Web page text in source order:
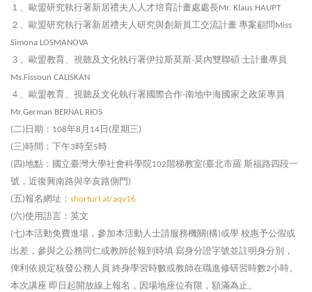
１、歐盟研究執行署新居禮夫人人才培育計畫處處長Mr. Klaus HAUPT
２、歐盟研究執行署新居禮夫人研究與創新員工交流計畫專案顧問Miss
Simona LOSMANOVA
３、歐盟教育、視聽及文化執行署伊拉斯莫斯-莫內雙聯碩士計畫專員
Ms.Fissoun CALISKAN
４、歐盟教育、視聽及文化執行署國際合作-南地中海國家之政策專員
Mr.German BERNAL RIOS
(二) 日期： 108年8 月 14日 (星期三)
(三)時間：下午3時至5時
(四)地點：國立臺灣大學社會科學院102階梯教室(臺北市羅 斯福路四段一
號，近復興南路與辛亥路側門)
(五)報名網址： shorturl.at/aqy16
(六)使用語言：英文
(七)本活動免費進場，參加本活動人士請服務機關(構)或學校惠予公假或
出差，參與之公務同仁或教師於報到時填 寫身分證字號並註明身分別，
俾利依規定核發公務人員 終身學習時數或教師在職進修研習時數2小時。
本次講座 即日起開放線上報名，因場地座位有限，額滿為止。